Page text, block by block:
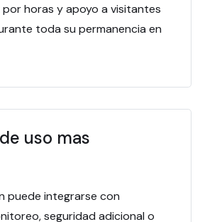
horas y apoyo a visitantes
toda su permanencia en
uso mas
puede integrarse con
seguridad adicional o